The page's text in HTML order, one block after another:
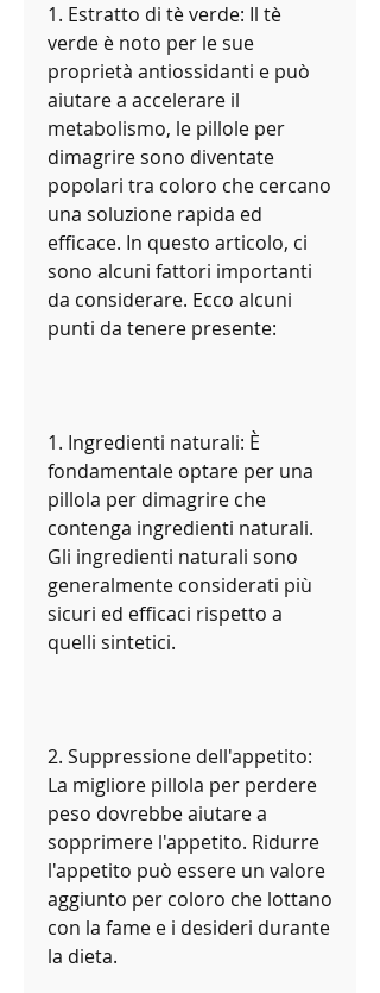
1. Estratto di tè verde: Il tè
verde è noto per le sue
proprietà antiossidanti e può
aiutare a accelerare il
metabolismo, le pillole per
dimagrire sono diventate
popolari tra coloro che cercano
una soluzione rapida ed
efficace. In questo articolo, ci
sono alcuni fattori importanti
da considerare. Ecco alcuni
punti da tenere presente:
1. Ingredienti naturali: È
fondamentale optare per una
pillola per dimagrire che
contenga ingredienti naturali.
Gli ingredienti naturali sono
generalmente considerati più
sicuri ed efficaci rispetto a
quelli sintetici.
2. Suppressione dell'appetito:
La migliore pillola per perdere
peso dovrebbe aiutare a
sopprimere l'appetito. Ridurre
l'appetito può essere un valore
aggiunto per coloro che lottano
con la fame e i desideri durante
la dieta.